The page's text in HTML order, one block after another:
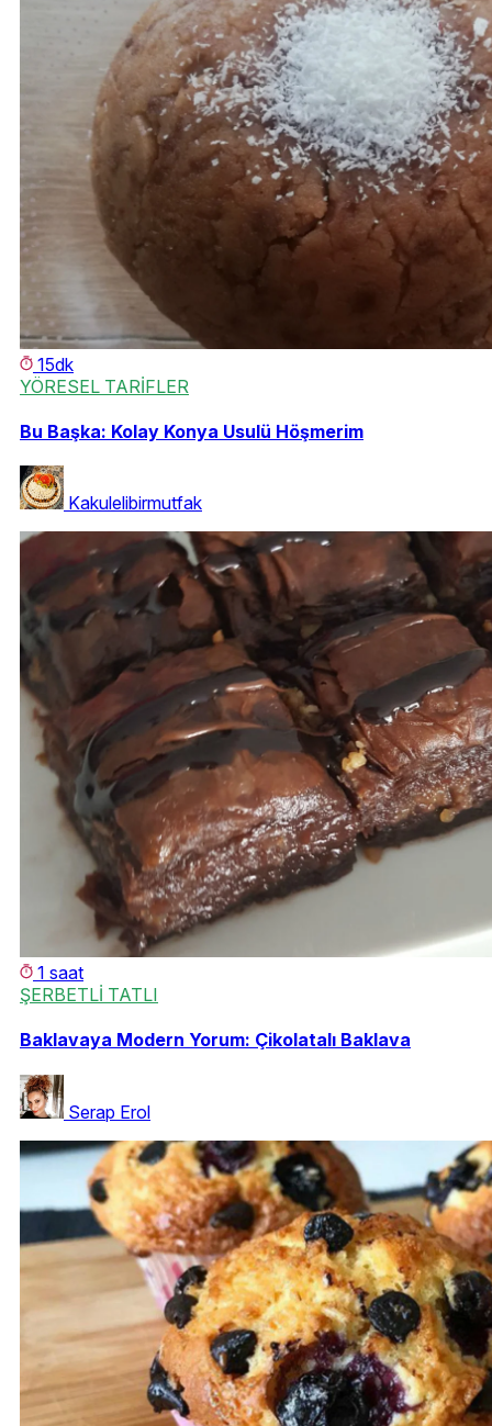
15dk
YÖRESEL TARİFLER
Bu Başka: Kolay Konya Usulü Höşmerim
Kakulelibirmutfak
1 saat
ŞERBETLİ TATLI
Baklavaya Modern Yorum: Çikolatalı Baklava
Serap Erol